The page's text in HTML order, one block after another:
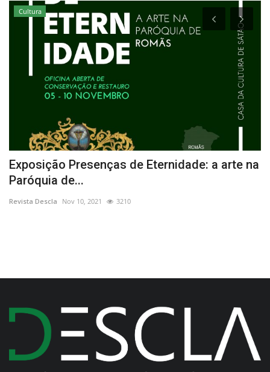
Cultura
Exposição Presenças de Eternidade: a arte na
Paróquia de...
Revista Descla Nov 10, 2021 3210